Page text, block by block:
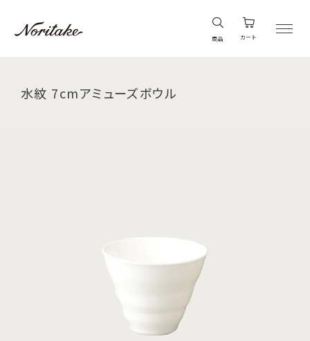
商品 カート
水紋 7cmアミューズボウル